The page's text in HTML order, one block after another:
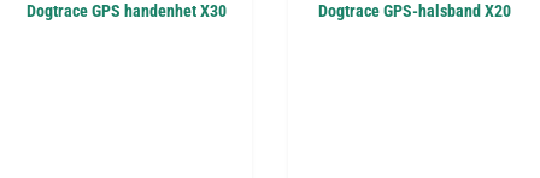
Dogtrace GPS handenhet X30 Dogtrace GPS-halsband X20